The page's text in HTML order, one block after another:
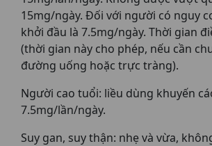
15mg/ngày. Đối với người có nguy
khởi đầu là 7.5mg/ngày. Thời gian
(thời gian này cho phép, nếu cần
đường uống hoặc trực tràng).
Người cao tuổi: liều dùng khuyến
7.5mg/lần/ngày.
Suy gan, suy thận: nhẹ và vừa,